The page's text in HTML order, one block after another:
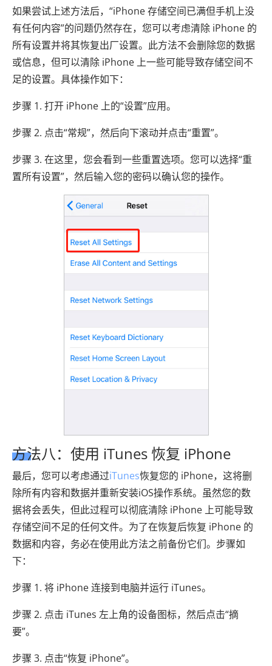
如果尝试上述方法后，“iPhone 存储空间已满但手机上没
有任何内容”的问题仍然存在，您可以考虑清除 iPhone 的
所有设置并将其恢复出厂设置。此方法不会删除您的数据
或信息，但可以清除 iPhone 上一些可能导致存储空间不
足的设置。具体操作如下：
步骤 1. 打开 iPhone 上的“设置”应用。
步骤 2. 点击“常规”，然后向下滚动并点击“重置”。
步骤 3. 在这里，您会看到一些重置选项。您可以选择“重
置所有设置”，然后输入您的密码以确认您的操作。
方法八：使用 iTunes 恢复 iPhone
最后，您可以考虑通过iTunes恢复您的 iPhone，这将删
除所有内容和数据并重新安装iOS操作系统。虽然您的数
据将会丢失，但此过程可以彻底清除 iPhone 上可能导致
存储空间不足的任何文件。为了在恢复后恢复 iPhone 的
数据和内容，务必在使用此方法之前备份它们。步骤如
下：
步骤 1. 将 iPhone 连接到电脑并运行 iTunes。
步骤 2. 点击 iTunes 左上角的设备图标，然后点击“摘
要”。
步骤 3. 点击“恢复 iPhone”。